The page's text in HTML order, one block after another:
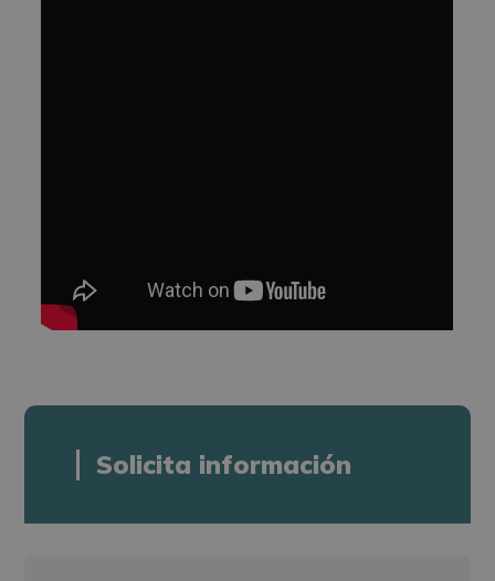
Solicita información